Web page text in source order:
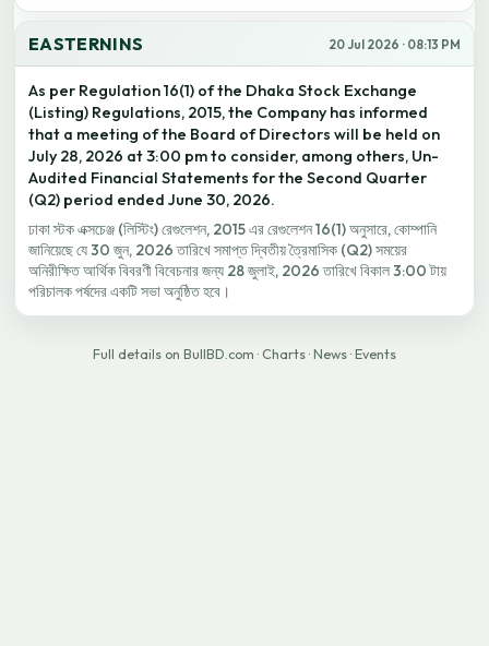
EASTERNINS 20 Jul 2026 · 08:13 PM
As per Regulation 16(1) of the Dhaka Stock Exchange
(Listing) Regulations, 2015, the Company has informed
that a meeting of the Board of Directors will be held on
July 28, 2026 at 3:00 pm to consider, among others, Un-
Audited Financial Statements for the Second Quarter
(Q2) period ended June 30, 2026.
ঢাকা স্টক এক্সচেঞ্জ (লিস্টিং) রেগুলেশন, 2015 এর রেগুলেশন 16(1) অনুসারে, কোম্পানি
জানিয়েছে যে 30 জুন, 2026 তারিখে সমাপ্ত দ্বিতীয় ত্রৈমাসিক (Q2) সময়ের
অনিরীক্ষিত আর্থিক বিবরণী বিবেচনার জন্য 28 জুলাই, 2026 তারিখে বিকাল 3:00 টায়
পরিচালক পর্ষদের একটি সভা অনুষ্ঠিত হবে।
Full details on BullBD.com · Charts · News · Events